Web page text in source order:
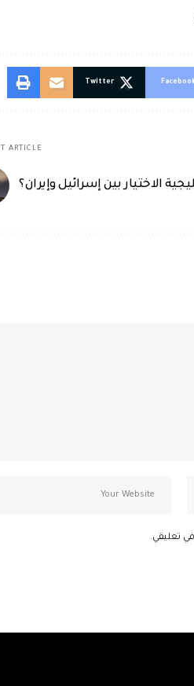
Twitter
ARTICLE
الاختيار بين إسرائيل وإيران؟
تعليقي.